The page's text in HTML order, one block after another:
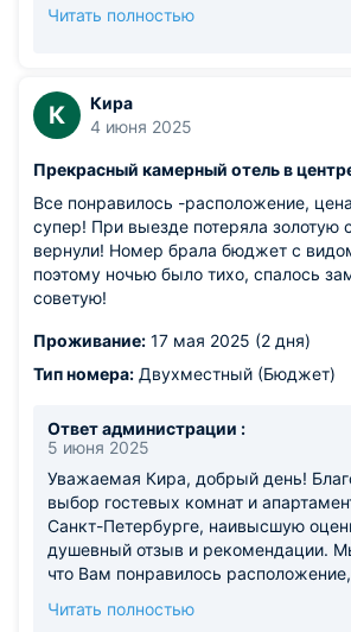
студия, её оснащение и, конечно
особенность, которая, к
нам. Спасибо, что отнеслись к
пониманием! Надеемся, что яркие
города с лихвой компенсировали
пожеланиями, управляющая
Читать полностью
К
Кира
4 июня 2025
Прекрасный камерный отель в
Все понравилось -расположение,
супер! При выезде потеряла
вернули! Номер брала бюджет с
поэтому ночью было тихо, спалось
советую!
Проживание: 17 мая 2025 (2 дня)
Тип номера: Двухместный (Бюджет)
Ответ администрации :
5 июня 2025
Уважаемая Кира, добрый день!
выбор гостевых комнат и
Санкт-Петербурге, наивысшую
душевный отзыв и рекомендации.
что Вам понравилось
благодарим за добрые слова в
Читать полностью